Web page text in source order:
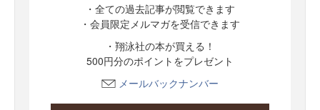
・全ての過去記事が閲覧できます
・会員限定メルマガを受信できます
・翔泳社の本が買える！
500円分のポイントをプレゼント
メールバックナンバー